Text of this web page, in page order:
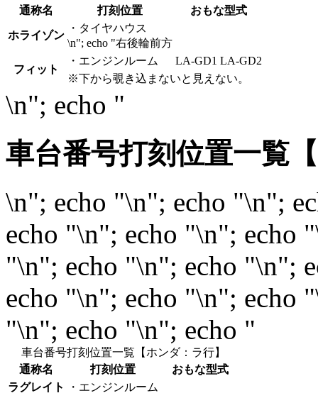
通称名
打刻位置 おもな型式
ホライゾン
・タイヤハウス
\n"; echo "右後輪前方
フィット
・エンジンルーム
LA-GD1 LA-GD2
※下から覗き込まないと見えない。
\n"; echo "
車台番号打刻位置一覧
\n"; echo "\n"; echo "\n";
echo "\n"; echo "\n"; echo
"\n"; echo "\n"; echo "\n";
echo "\n"; echo "\n"; echo
"\n"; echo "\n"; echo "
車台番号打刻位置一覧【ホンダ：ラ行】
通称名
打刻位置
おもな型式
ラグレイト
・エンジンルーム